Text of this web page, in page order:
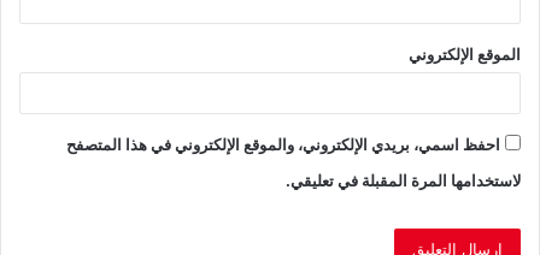
الموقع الإلكتروني
احفظ اسمي، بريدي الإلكتروني، والموقع الإلكتروني في هذا المتصفح
لاستخدامها المرة المقبلة في تعليقي.